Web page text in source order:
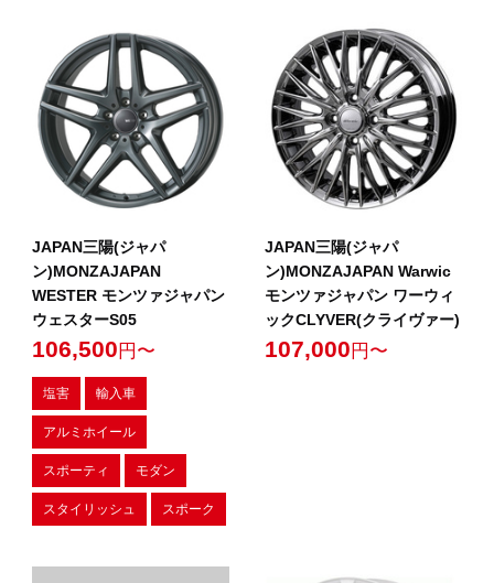
JAPAN三陽(ジャパ
ン)MONZAJAPAN
WESTER モンツァジャパン
ウェスターS05
106,500 円〜
塩害 輸入車
アルミホイール
スポーティ モダン
スタイリッシュ スポーク
JAPAN三陽(ジャパ
ン)MONZAJAPAN Warwic
モンツァジャパン ワーウィ
ックCLYVER(クライヴァー)
107,000 円〜